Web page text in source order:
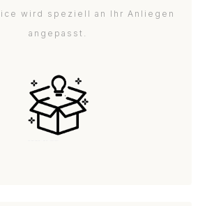
wird speziell an Ihr Anliegen
angepasst.